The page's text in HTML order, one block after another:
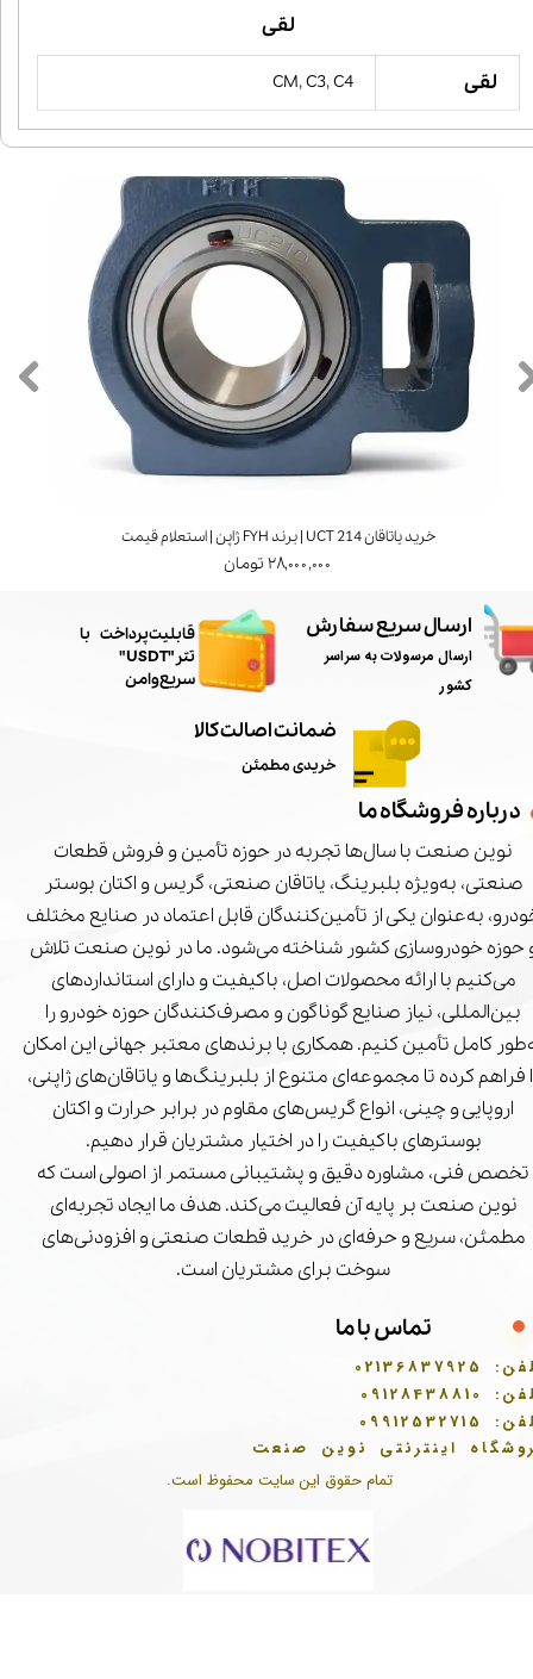
لقی
لقی CM, C3, C4
خرید یاتاقان UCT 214 | برند FYH ژاپن | استعلام قیمت
۲۸,۰۰۰,۰۰۰ تومان
تمام حقوق این سایت محفوظ است.
ارسال سریع سفارش
ارسال مرسولات به سراسر
کشور
ضمانت اصالت کالا
خریدی مطمئن
درباره فروشگاه ما
نوین صنعت با سال‌ها تجربه در حوزه تأمین و فروش قطعات
صنعتی، به‌ویژه بلبرینگ، یاتاقان صنعتی، گریس و اکتان بوستر
به‌عنوان یکی از تأمین‌کنندگان قابل اعتماد در صنایع مختلف
حوزه خودروسازی کشور شناخته می‌شود. ما در نوین صنعت تلاش
می‌کنیم با ارائه محصولات اصل، باکیفیت و دارای استانداردهای
بین‌المللی، نیاز صنایع گوناگون و مصرف‌کنندگان حوزه خودرو را
کامل تأمین کنیم. همکاری با برندهای معتبر جهانی این امکان
فراهم کرده تا مجموعه‌ای متنوع از بلبرینگ‌ها و یاتاقان‌های ژاپنی،
اروپایی و چینی، انواع گریس‌های مقاوم در برابر حرارت و اکتان
بوسترهای باکیفیت را در اختیار مشتریان قرار دهیم.
تخصص فنی، مشاوره دقیق و پشتیبانی مستمر از اصولی است که
نوین صنعت بر پایه آن فعالیت می‌کند. هدف ما ایجاد تجربه‌ای
مطمئن، سریع و حرفه‌ای در خرید قطعات صنعتی و افزودنی‌های
سوخت برای مشتریان است.
تماس با ما
02136837925
09128438810
09912532715
اینترنتی نوین صنعت
​قابلیت پرداخت با
تتر"USDT"
سریع و امن